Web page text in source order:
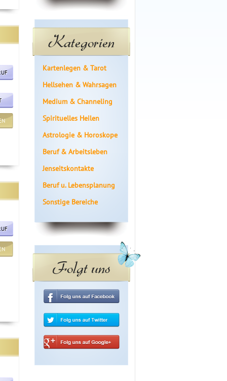
Kategorien
Kartenlegen & Tarot
Hellsehen & Wahrsagen
Medium & Channeling
Spirituelles Heilen
Astrologie & Horoskope
Beruf & Arbeitsleben
Jenseitskontakte
Beruf u. Lebensplanung
Sonstige Bereiche
Folgt uns